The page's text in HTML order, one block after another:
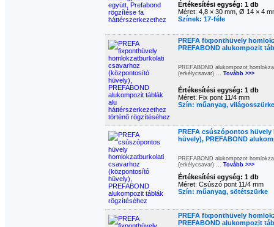
Értékesítési egység: 1 db
Méret: 4,8 × 30 mm, Ø 14 × 4
Színek: 17-féle
PREFA fixponthüvely
PREFABOND alukompozit
PREFABOND alukompozot
(erkélycsavar) ... Tovább >>>
Értékesítési egység: 1 db
Méret: Fix pont 11/4 mm
Szín: műanyag, világosszürke
PREFA csúszópontos
hüvely), PREFABOND
PREFABOND alukompozot
(erkélycsavar) ... Tovább >>>
Értékesítési egység: 1 db
Méret: Csúszó pont 11/4 mm
Szín: műanyag, sötétszürke
PREFA fixponthüvely
PREFABOND alukompozit